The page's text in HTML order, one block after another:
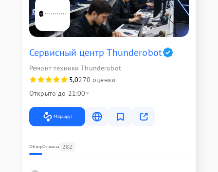
Сервисный центр Thunderobot
Ремонт техники Thunderobot
5,0270 оценки
Открыто до 21:00
Маршрут
ОбзорОтзывы 282